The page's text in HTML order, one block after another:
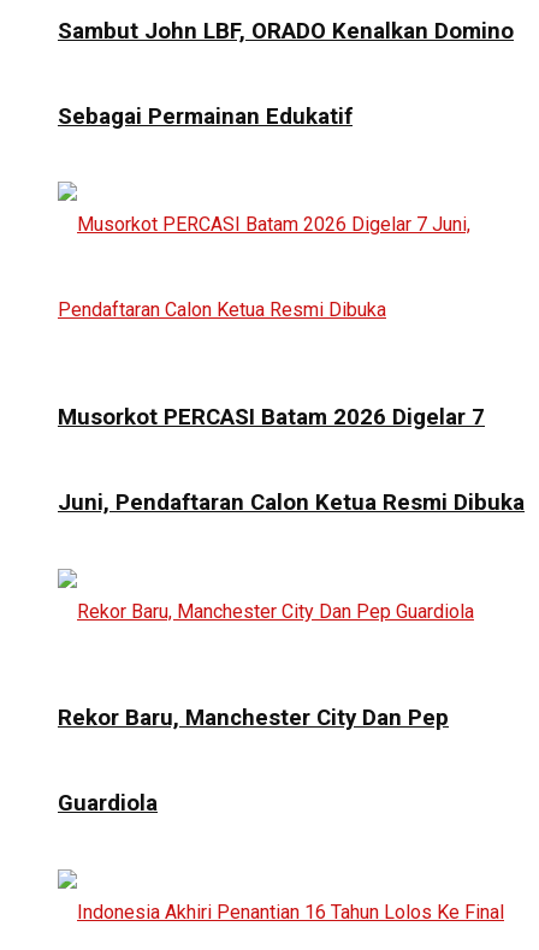
Sambut John LBF, ORADO Kenalkan Domino
Sebagai Permainan Edukatif
Musorkot PERCASI Batam 2026 Digelar 7
Juni, Pendaftaran Calon Ketua Resmi Dibuka
Rekor Baru, Manchester City Dan Pep
Guardiola